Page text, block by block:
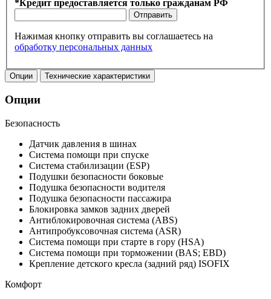
*Кредит предоставляется только гражданам РФ
Отправить
Нажимая кнопку отправить вы соглашаетесь на
обработку персональных данных
Опции Технические характеристики
Опции
Безопасность
Датчик давления в шинах
Система помощи при спуске
Система стабилизации (ESP)
Подушки безопасности боковые
Подушка безопасности водителя
Подушка безопасности пассажира
Блокировка замков задних дверей
Антиблокировочная система (ABS)
Антипробуксовочная система (ASR)
Система помощи при старте в гору (HSA)
Система помощи при торможении (BAS; EBD)
Крепление детского кресла (задний ряд) ISOFIX
Комфорт